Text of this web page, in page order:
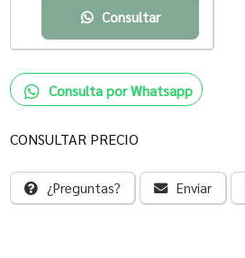
Consultar
Consulta por Whatsapp
CONSULTAR PRECIO
¿Preguntas? Enviar